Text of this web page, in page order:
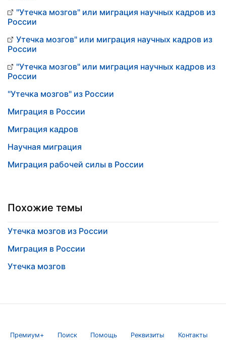
"Утечка мозгов" или миграция научных кадров из
России
Утечка мозгов" или миграция научных кадров из
России
"Утечка мозгов" или миграция научных кадров из
России
"Утечка мозгов" из России
Миграция в России
Миграция кадров
Научная миграция
Миграция рабочей силы в России
Похожие темы
Утечка мозгов из России
Миграция в России
Утечка мозгов
Премиум+ Поиск Помощь Реквизиты Контакты